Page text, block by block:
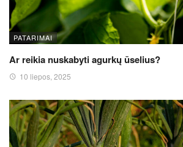
PATARIMAI
Ar reikia nuskabyti agurkų ūselius?
10 liepos, 2025